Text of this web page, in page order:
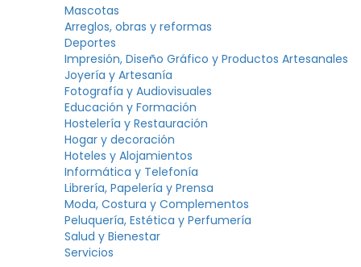
Mascotas
Arreglos, obras y reformas
Deportes
Impresión, Diseño Gráfico y Productos Artesanales
Joyería y Artesanía
Fotografía y Audiovisuales
Educación y Formación
Hostelería y Restauración
Hogar y decoración
Hoteles y Alojamientos
Informática y Telefonía
Librería, Papelería y Prensa
Moda, Costura y Complementos
Peluquería, Estética y Perfumería
Salud y Bienestar
Servicios